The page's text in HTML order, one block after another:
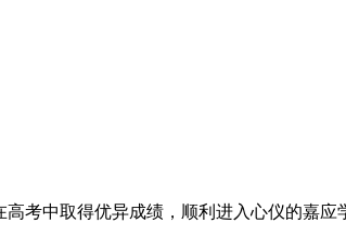
考中取得优异成绩，顺利进入心仪的嘉应